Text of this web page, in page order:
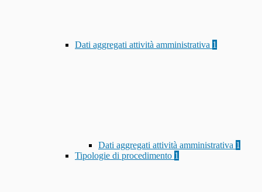
Dati aggregati attività amministrativa 1
Dati aggregati attività amministrativa 1
Tipologie di procedimento 1